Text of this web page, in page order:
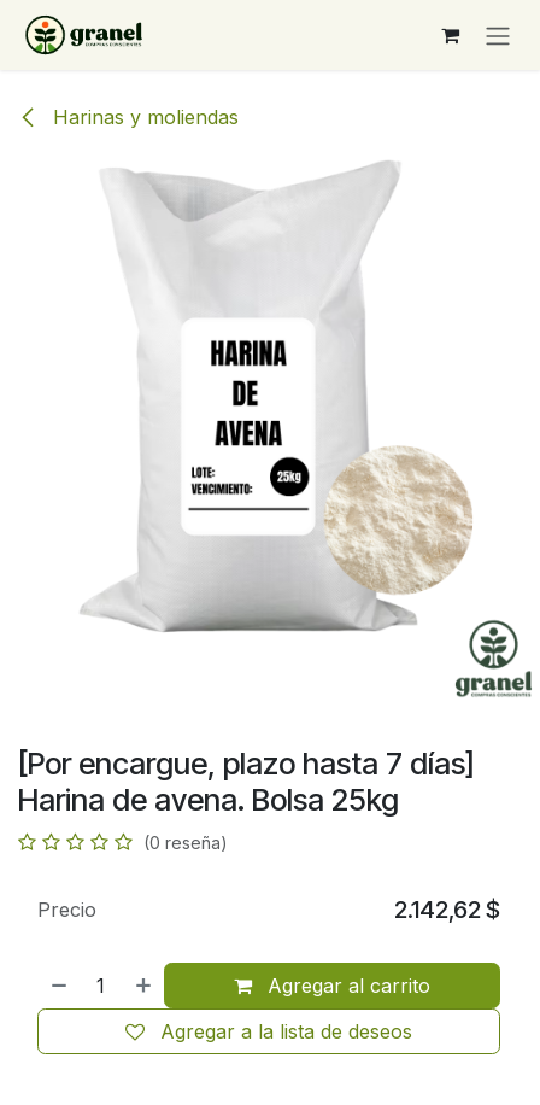
Ir al contenido
Harinas y moliendas
[Por encargue, plazo hasta 7 días]
Harina de avena. Bolsa 25kg
(0 reseña)
Agregar al carrito
Agregar a la lista de deseos
Precio 2.142,62$